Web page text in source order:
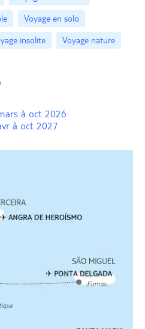
Voyage en solo
insolite Voyage nature
à oct 2026
à oct 2027